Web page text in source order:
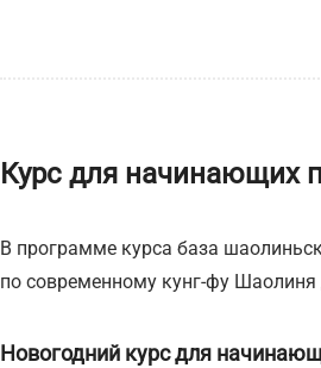
Курс для начинающих
В программе курса база
по современному кунг-фу
Новогодний курс для